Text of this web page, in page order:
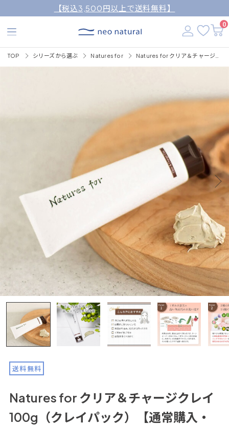
【税込3,500円以上で送料無料】
0
TOP シリーズから選ぶ Natures for
送料無料
Natures for クリア＆チャージクレイ
100g（クレイパック）【通常購入・